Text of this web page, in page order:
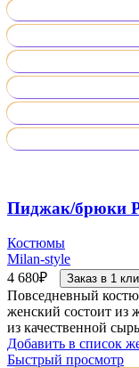
Пиджак/брюки
Костюмы
Milan-style
4 680₽ Заказ в 1
Повседневный
женский состоит из
из качественной
Добавить в список
Быстрый просмотр